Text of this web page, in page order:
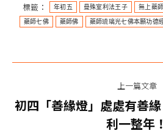
大家都想在新年有好吉兆
新年，是告別過去，迎向新契機重要
標籤：
年初五 曼殊室利法王子 無上藥
藥師七佛 藥師佛 藥師琉璃光七佛本願功德
章
上一篇文章
上
一
初四「善緣燈」處處有善
利一整年！